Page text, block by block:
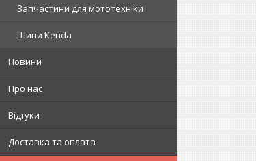
Запчастини для мототехніки
Шини Kenda
Новини
Про нас
Відгуки
Доставка та оплата